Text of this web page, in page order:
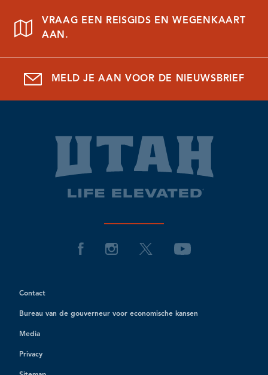
VRAAG EEN REISGIDS EN WEGENKAART
AAN.
MELD JE AAN VOOR DE NIEUWSBRIEF
Contact
Bureau van de gouverneur voor economische kansen
Media
Privacy